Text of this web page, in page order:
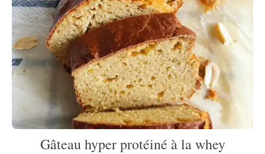
Gâteau hyper protéiné à la whey